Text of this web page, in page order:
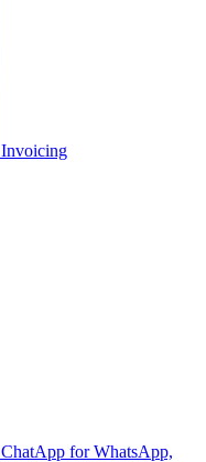
Invoicing
ChatApp for WhatsApp,